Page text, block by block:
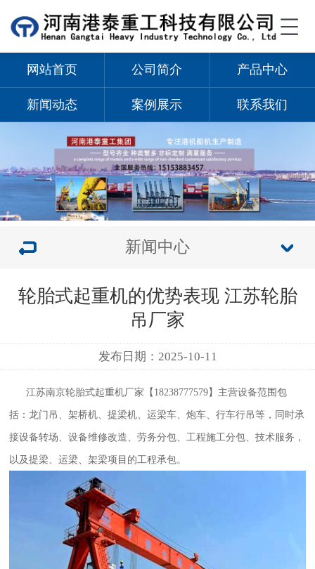
网站首页 公司简介 产品中心
新闻动态 案例展示 联系我们
新闻中心
轮胎式起重机的优势表现 江苏轮胎
吊厂家
发布日期：2025-10-11
江苏南京轮胎式起重机厂家 【18238777579】 主营设备范围包
括：龙门吊、架桥机、提梁机、运梁车、炮车、行车行吊等，同时承
接设备转场、设备维修改造、劳务分包、工程施工分包、技术服务，
以及提梁、运梁、架梁项目的工程承包。